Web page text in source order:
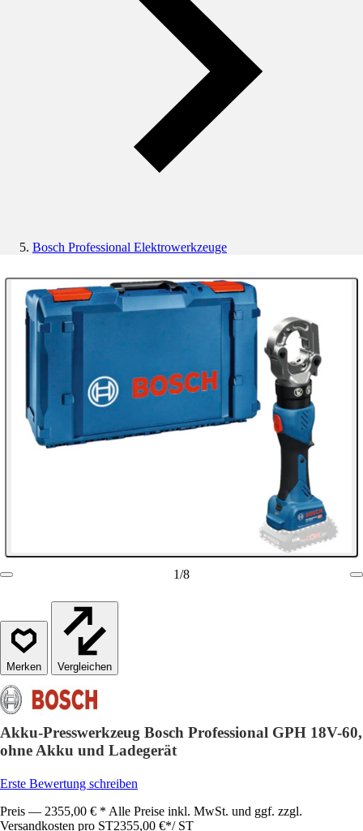
Bosch Professional Elektrowerkzeuge
1/8
Vergleichen
Akku-Presswerkzeug Bosch Professional GPH 18V-60,
ohne Akku und Ladegerät
Erste Bewertung schreiben
Preis — 2355,00 € * Alle Preise inkl. MwSt. und ggf. zzgl.
Versandkosten pro ST2355,00 €*/ ST